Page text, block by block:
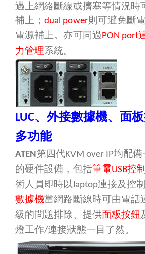
遇上網絡斷線或擠塞等情況時
補上； dual power則可避免斷
電源補上。亦可同過PON port
力管理系統。
LUC、外接數據機、面板
多功能
ATEN第四代KVM over IP均配備
的硬件設備，包括筆電USB控
術人員即時以laptop連接及控制
數據機當網路斷線時可由電話
級的問題排除、提供面板按鈕
燈工作/連接狀態一目了然。